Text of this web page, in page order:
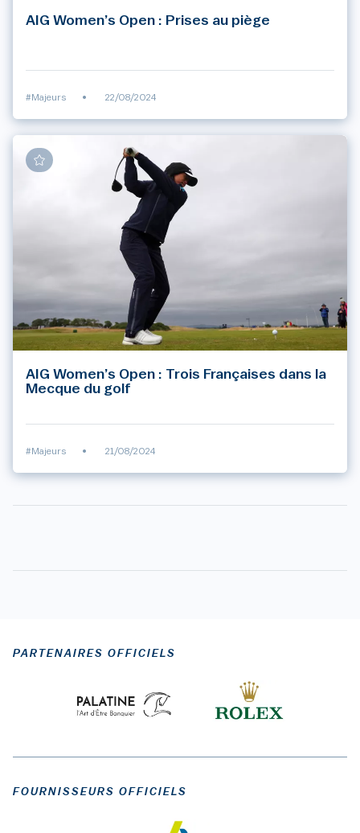
AIG Women’s Open : Prises au piège
#Majeurs • 22/08/2024
AIG Women’s Open : Trois Françaises dans la
Mecque du golf
#Majeurs • 21/08/2024
PARTENAIRES OFFICIELS
FOURNISSEURS OFFICIELS